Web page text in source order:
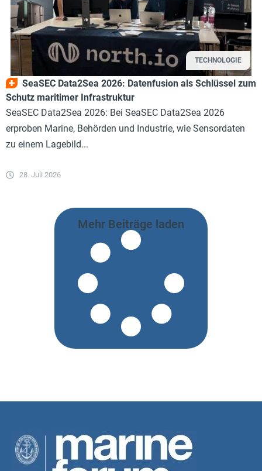
TECHNOLOGIE
SeaSEC Data2Sea 2026: Datenfusion als Schlüssel zum
Schutz maritimer Infrastruktur
SeaSEC Data2Sea 2026: Bei SeaSEC Data2Sea 2026
erproben Marine, Behörden und Industrie, wie Sensordaten
zu einem Lagebild...
28. Juli 2026
Mehr Beiträge laden